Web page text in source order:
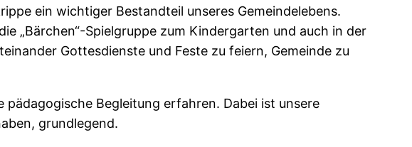
ein wichtiger Bestandteil unseres Gemeindelebens.
„Bärchen“-Spielgruppe zum Kindergarten und auch in der
Gottesdienste und Feste zu feiern, Gemeinde zu
Begleitung erfahren. Dabei ist unsere
grundlegend.